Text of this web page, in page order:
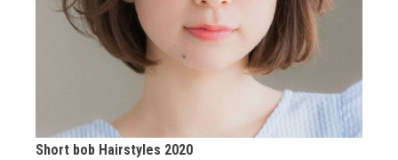
Short bob Hairstyles 2020